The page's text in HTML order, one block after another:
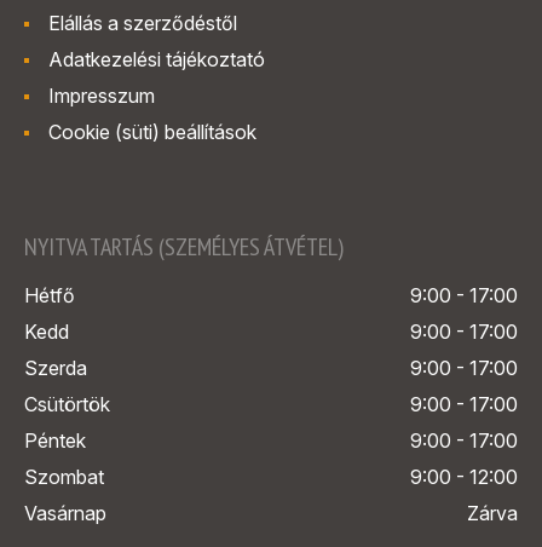
Elállás a szerződéstől
Adatkezelési tájékoztató
Impresszum
Cookie (süti) beállítások
NYITVA TARTÁS (SZEMÉLYES ÁTVÉTEL)
Hétfő
9:00 - 17:00
Kedd
9:00 - 17:00
Szerda
9:00 - 17:00
Csütörtök
9:00 - 17:00
Péntek
9:00 - 17:00
Szombat
9:00 - 12:00
Vasárnap
Zárva